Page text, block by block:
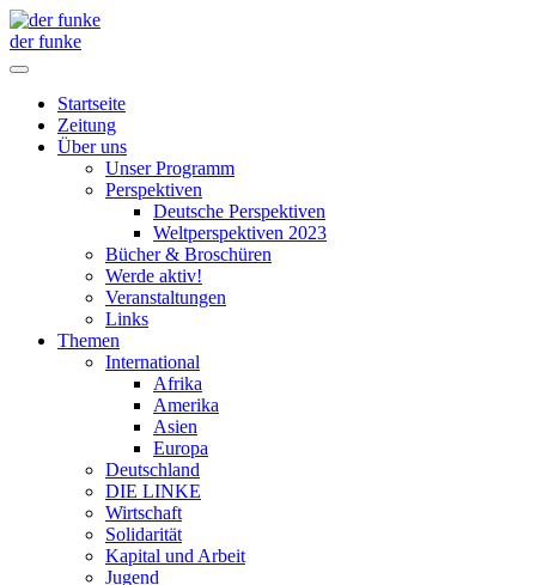
der funke
Startseite
Zeitung
Über uns
Unser Programm
Perspektiven
Deutsche Perspektiven
Weltperspektiven 2023
Bücher & Broschüren
Werde aktiv!
Veranstaltungen
Links
Themen
International
Afrika
Amerika
Asien
Europa
Deutschland
DIE LINKE
Wirtschaft
Solidarität
Kapital und Arbeit
Jugend